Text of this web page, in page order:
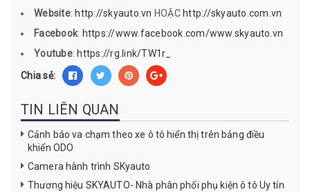
Website: http://skyauto.vn HOẶC http://skyauto.com.vn
Facebook: https://www.facebook.com/www.skyauto.vn
Youtube:https://rg.link/TW1r_
Chia sẻ:
TIN LIÊN QUAN
Cảnh báo va chạm theo xe ô tô hiển thị trên bảng điều
khiển ODO
Camera hành trình SKyauto
Thương hiệu SKYAUTO- Nhà phân phối phụ kiện ô tô Uy tín